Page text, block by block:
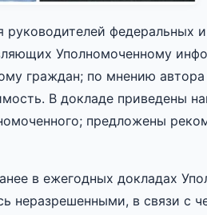
федеральных
Уполномоченному
граждан; по мнению
В докладе приведены
предложены
в ежегодных докладах
неразрешенными, в связи с